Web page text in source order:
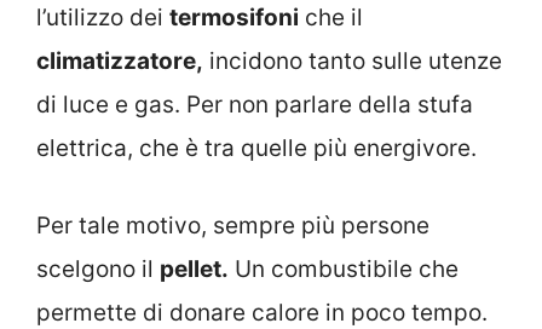
l’utilizzo dei termosifoni che il
climatizzatore, incidono tanto sulle utenze
di luce e gas. Per non parlare della stufa
elettrica, che è tra quelle più energivore.
Per tale motivo, sempre più persone
scelgono il pellet. Un combustibile che
permette di donare calore in poco tempo.